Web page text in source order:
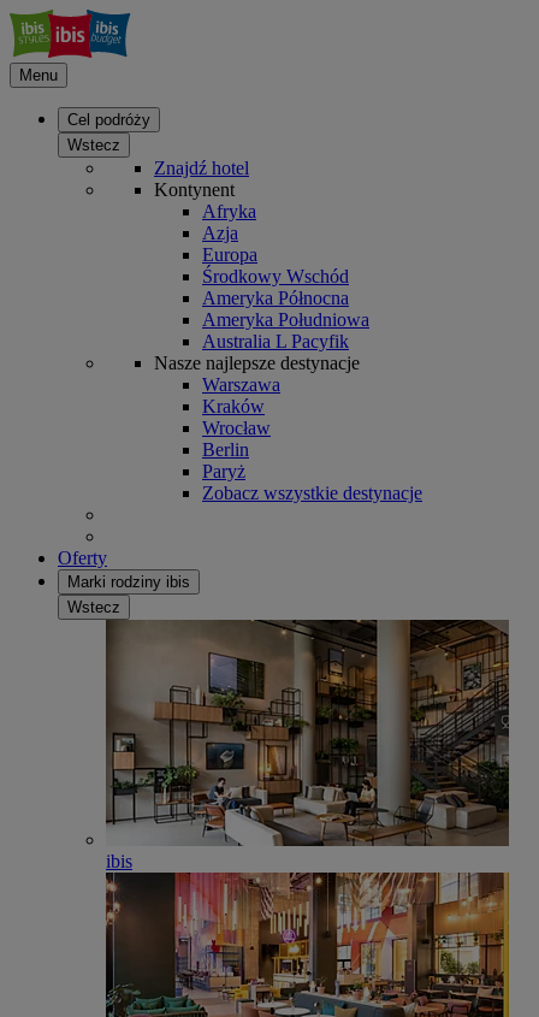
Menu
Cel podróży
Wstecz
Znajdź hotel
Kontynent
Afryka
Azja
Europa
Środkowy Wschód
Ameryka Północna
Ameryka Południowa
Australia L Pacyfik
Nasze najlepsze destynacje
Warszawa
Kraków
Wrocław
Berlin
Paryż
Zobacz wszystkie destynacje
Oferty
Marki rodziny ibis
Wstecz
ibis